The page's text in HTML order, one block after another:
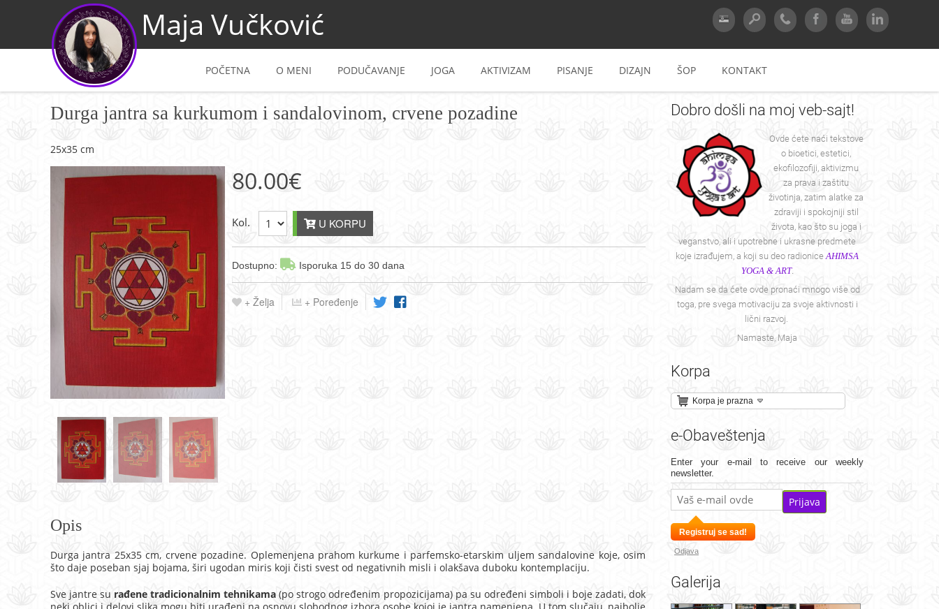
Maja Vučković
POČETNA O MENI PODUČAVANJE JOGA AKTIVIZAM PISANJE DIZAJN ŠOP KONTAKT
Durga jantra sa kurkumom i sandalovinom, crvene pozadine
25x35 cm
80.00€
Kol. U KORPU
Dostupno: Isporuka 15 do 30 dana
+ Želja + Poređenje
Opis
Durga jantra 25x35 cm, crvene pozadine. Oplemenjena prahom kurkume i parfemsko-etarskim uljem sandalovine koje, osim
što daje poseban sjaj bojama, širi ugodan miris koji čisti svest od negativnih misli i olakšava duboku kontemplaciju.
Sve jantre su rađene tradicionalnim tehnikama (po strogo određenim propozicijama) pa su određeni simboli i boje zadati, dok
neki oblici i delovi slika mogu biti urađeni na osnovu slobodnog izbora osobe kojoj je jantra namenjena. U tom slučaju, najbolje
Dobro došli na moj veb-sajt!
Ovde ćete naći tekstove
o bioetici, estetici,
ekofilozofiji, aktivizmu
za prava i zaštitu
životinja, zatim alatke za
zdraviji i spokojniji stil
života, kao što su joga i
veganstvo, ali i upotrebne i ukrasne predmete
koje izrađujem, a koji su deo radioniceAHIMSA
YOGA & ART.
Nadam se da ćete ovde pronaći mnogo više od
toga, pre svega motivaciju za svoje aktivnosti i
lični razvoj.
Namaste, Maja
Korpa
Korpa je prazna
e-Obaveštenja
Enter your e-mail to receive our weekly
newsletter.
Prijava
Registruj se sad!
Odjava
Galerija